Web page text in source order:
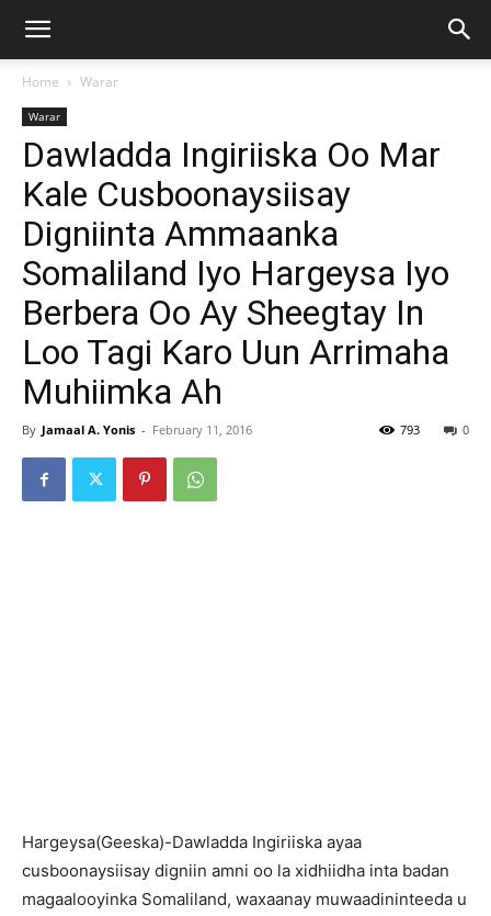
Home Warar
Warar
Dawladda Ingiriiska Oo Mar
Kale Cusboonaysiisay
Digniinta Ammaanka
Somaliland Iyo Hargeysa Iyo
Berbera Oo Ay Sheegtay In
Loo Tagi Karo Uun Arrimaha
Muhiimka Ah
By Jamaal A. Yonis - February 11, 2016 0
793
Hargeysa(Geeska)-Dawladda Ingiriiska ayaa
cusboonaysiisay digniin amni oo la xidhiidha inta badan
magaalooyinka Somaliland, waxaanay muwaadininteeda u